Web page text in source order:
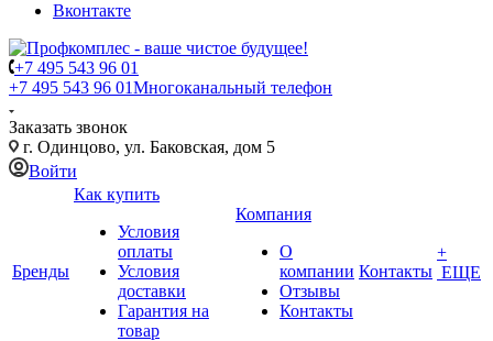
Вконтакте
+7 495 543 96 01
+7 495 543 96 01Многоканальный телефон
Заказать звонок
г. Одинцово, ул. Баковская, дом 5
Войти
Бренды
Как купить
Условия
оплаты
Условия
доставки
Гарантия на
товар
Компания
О
компании
Отзывы
Контакты
Контакты
+
ЕЩЕ